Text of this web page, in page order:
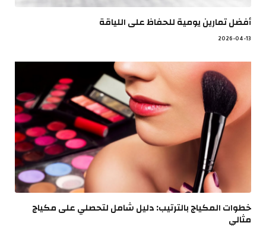
أفضل تمارين يومية للحفاظ على اللياقة
2026-04-13
خطوات المكياج بالترتيب: دليل شامل لتحصلي على مكياج
مثالي